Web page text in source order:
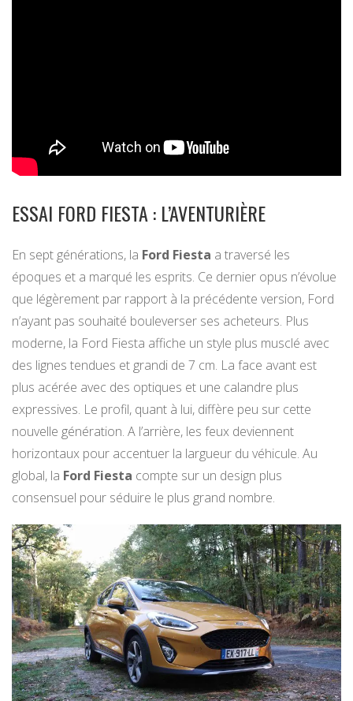
ESSAI FORD FIESTA : L’AVENTURIÈRE
En sept générations, la Ford Fiesta a traversé les
époques et a marqué les esprits. Ce dernier opus n’évolue
que légèrement par rapport à la précédente version, Ford
n’ayant pas souhaité bouleverser ses acheteurs. Plus
moderne, la Ford Fiesta affiche un style plus musclé avec
des lignes tendues et grandi de 7 cm. La face avant est
plus acérée avec des optiques et une calandre plus
expressives. Le profil, quant à lui, diffère peu sur cette
nouvelle génération. A l’arrière, les feux deviennent
horizontaux pour accentuer la largueur du véhicule. Au
global, la Ford Fiesta compte sur un design plus
consensuel pour séduire le plus grand nombre.